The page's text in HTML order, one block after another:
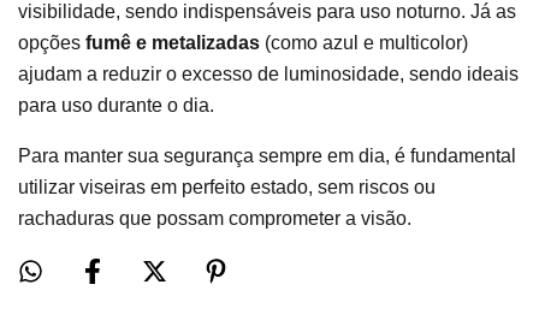
visibilidade, sendo indispensáveis para uso noturno. Já as
opções fumê e metalizadas (como azul e multicolor)
ajudam a reduzir o excesso de luminosidade, sendo ideais
para uso durante o dia.
Para manter sua segurança sempre em dia, é fundamental
utilizar viseiras em perfeito estado, sem riscos ou
rachaduras que possam comprometer a visão.